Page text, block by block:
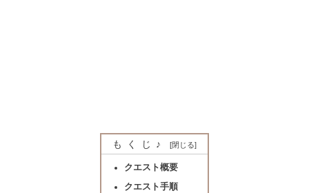
もくじ♪
クエスト概要
クエスト手順